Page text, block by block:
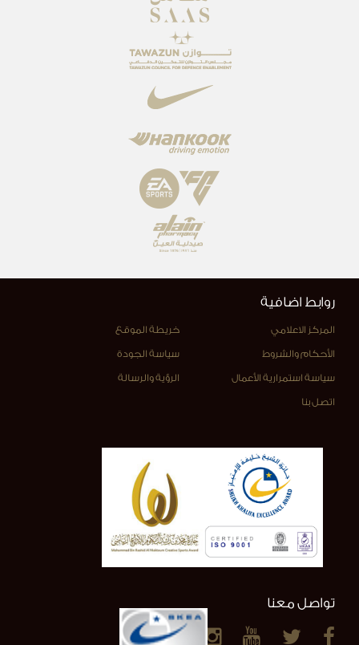
روابط اضافية
المركز الاعلامي خريطة الموقع
الأحكام والشروط سياسة الجودة
سياسة استمرارية الأعمال الرؤية والرسالة
اتصل بنا
تواصل معنا